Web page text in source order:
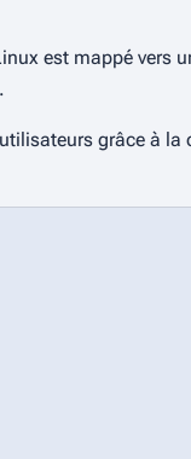
est mappé vers
grâce à la